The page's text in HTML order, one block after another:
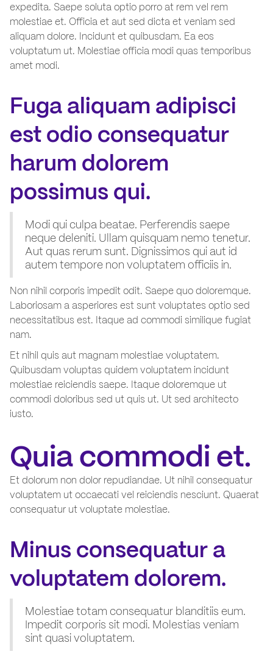
expedita. Saepe soluta optio porro at rem vel rem
molestiae et. Officia et aut sed dicta et veniam sed
aliquam dolore. Incidunt et quibusdam. Ea eos
voluptatum ut. Molestiae officia modi quas temporibus
amet modi.
Fuga aliquam adipisci
est odio consequatur
harum dolorem
possimus qui.
Modi qui culpa beatae. Perferendis saepe
neque deleniti. Ullam quisquam nemo tenetur.
Aut quas rerum sunt. Dignissimos qui aut id
autem tempore non voluptatem officiis in.
Non nihil corporis impedit odit. Saepe quo doloremque.
Laboriosam a asperiores est sunt voluptates optio sed
necessitatibus est. Itaque ad commodi similique fugiat
nam.
Et nihil quis aut magnam molestiae voluptatem.
Quibusdam voluptas quidem voluptatem incidunt
molestiae reiciendis saepe. Itaque doloremque ut
commodi doloribus sed ut quis ut. Ut sed architecto
iusto.
Quia commodi et.
Et dolorum non dolor repudiandae. Ut nihil consequatur
voluptatem ut occaecati vel reiciendis nesciunt. Quaerat
consequatur ut voluptate molestiae.
Minus consequatur a
voluptatem dolorem.
Molestiae totam consequatur blanditiis eum.
Impedit corporis sit modi. Molestias veniam
sint quasi voluptatem.